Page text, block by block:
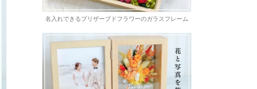
名入れできるプリザーブドフラワーのガラスフレーム